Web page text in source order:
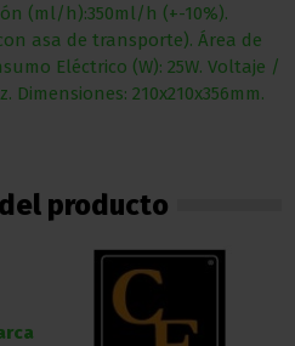
(ml/h):350ml/h (+-10%).
asa de transporte). Área de
Eléctrico (W): 25W. Voltaje /
Dimensiones: 210x210x356mm.
producto